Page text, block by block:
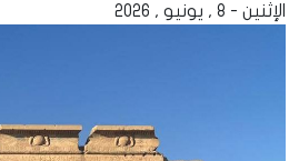
الإثنين - 8 , يونيو , 2026